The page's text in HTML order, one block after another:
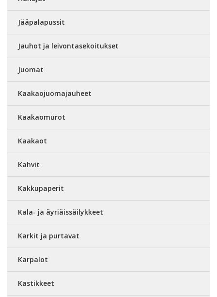
Jääpalapussit
Jauhot ja leivontasekoitukset
Juomat
Kaakaojuomajauheet
Kaakaomurot
Kaakaot
Kahvit
Kakkupaperit
Kala- ja äyriäissäilykkeet
Karkit ja purtavat
Karpalot
Kastikkeet